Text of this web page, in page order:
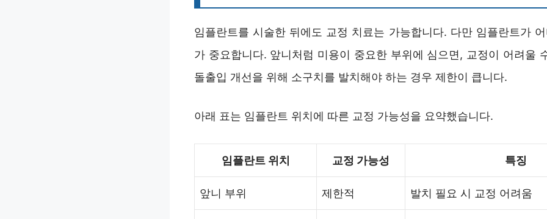
임플란트를 시술한 뒤에도 교정 치료는 가능합니다. 다만 임플란트가
가 중요합니다. 앞니처럼 미용이 중요한 부위에 심으면, 교정이 어려울
돌출입 개선을 위해 소구치를 발치해야 하는 경우 제한이 큽니다.
아래 표는 임플란트 위치에 따른 교정 가능성을 요약했습니다.
임플란트 위치 교정 가능성 특징
앞니 부위 제한적 발치 필요 시 교정 어려움